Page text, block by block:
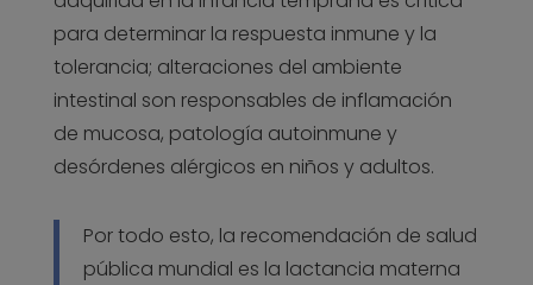
para determinar la respuesta inmune y la
tolerancia; alteraciones del ambiente
intestinal son responsables de inflamación
de mucosa, patología autoinmune y
desórdenes alérgicos en niños y adultos.
Por todo esto, la recomendación de salud
pública mundial es la lactancia materna